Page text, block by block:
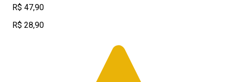
R$ 47,90
R$ 28,90